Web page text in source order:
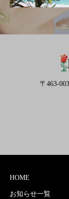
〒463-
HOME
お知らせ一覧